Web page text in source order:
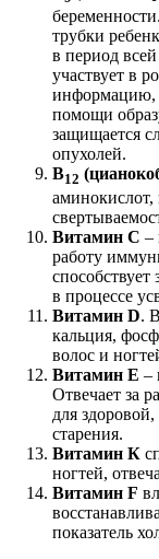
трубки
в период
участвует в
информацию,
помощи
защищается
опухолей.
В12
аминокислот,
Витамин С –
работу
в процессе
Витамин D.
кальция,
волос и
Витамин Е –
Отвечает за
для
старения.
Витамин К
ногтей,
Витамин F
показатель